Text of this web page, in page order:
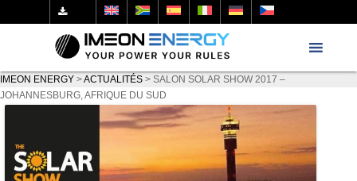
IMEON ENERGY >ACTUALITÉS > SALON SOLAR SHOW 2017 –
JOHANNESBURG, AFRIQUE DU SUD